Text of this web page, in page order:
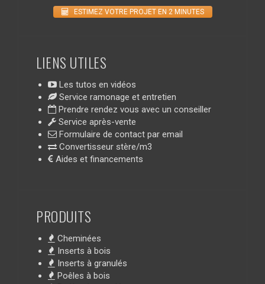
ESTIMEZ VOTRE PROJET EN 2 MINUTES
LIENS UTILES
Les tutos en vidéos
Service ramonage et entretien
Prendre rendez vous avec un conseiller
Service après-vente
Formulaire de contact par email
Convertisseur stère/m3
Aides et financements
PRODUITS
Cheminées
Inserts à bois
Inserts à granulés
Poêles à bois